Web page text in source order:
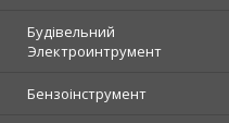
Будівельний
Электроинтрумент
Бензоінструмент